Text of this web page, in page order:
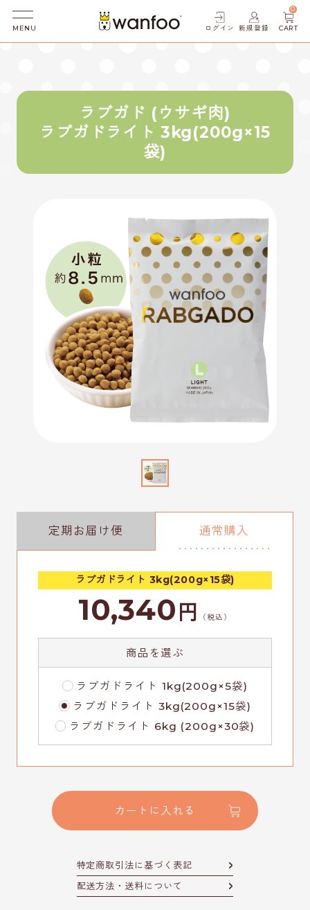
MENU ログイン 新規登録 CART
0
ラブガド (ウサギ肉)
ラブガドライト 3kg(200g×15
袋)
定期お届け便 通常購入
ラブガドライト 3kg(200g×15袋)
10,340 円 （税込）
商品を選ぶ
ラブガドライト 1kg(200g×5袋)
ラブガドライト 3kg(200g×15袋)
ラブガドライト 6kg (200g×30袋)
カートに入れる
特定商取引法に基づく表記
配送方法・送料について